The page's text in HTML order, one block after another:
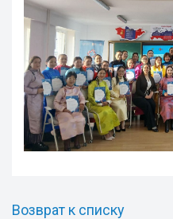
Возврат к списку